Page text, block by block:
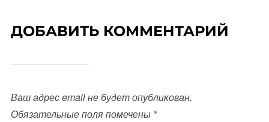
ДОБАВИТЬ КОММЕНТАРИЙ
Ваш адрес email не будет опубликован.
Обязательные поля помечены *